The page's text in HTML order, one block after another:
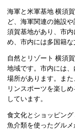
海軍と米軍基地 横須
ど、海軍関連の施設
須賀基地があり、市
め、市内には多国籍な
自然とリゾート 横須
地域です。市内には
場所があります。ま
リンスポーツを楽し
しています。
食文化とショッピン
魚介類を使ったグル